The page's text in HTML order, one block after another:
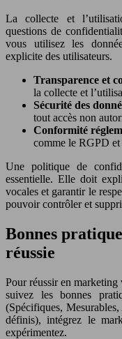
La collecte et
questions de
vous utilisez les
explicite des utilisateurs.
Transparence et
la collecte et
Sécurité des
tout accès non
Conformité
comme le RGPD
Une politique de
essentielle. Elle doit
vocales et garantir le
pouvoir contrôler et
Bonnes
réussie
Pour réussir en marketing
suivez les bonnes
(Spécifiques,
définis), intégrez le
expérimentez.